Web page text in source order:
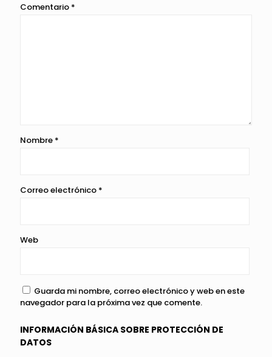
Comentario *
Nombre *
Correo electrónico *
Web
Guarda mi nombre, correo electrónico y web en este
navegador para la próxima vez que comente.
INFORMACIÓN BÁSICA SOBRE PROTECCIÓN DE
DATOS